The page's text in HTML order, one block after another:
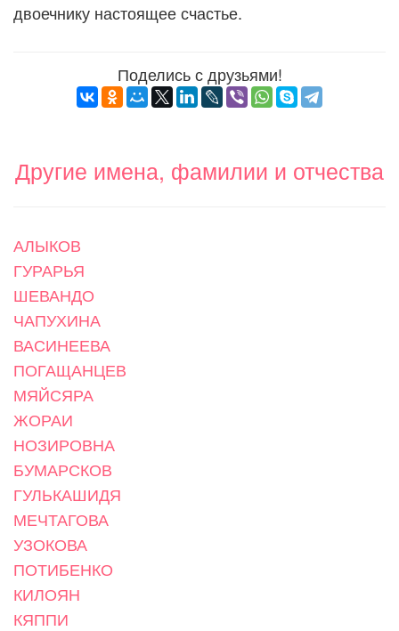
двоечнику настоящее счастье.
Поделись с друзьями!
Другие имена, фамилии и отчества
АЛЫКОВ
ГУРАРЬЯ
ШЕВАНДО
ЧАПУХИНА
ВАСИНЕЕВА
ПОГАЩАНЦЕВ
МЯЙСЯРА
ЖОРАИ
НОЗИРОВНА
БУМАРСКОВ
ГУЛЬКАШИДЯ
МЕЧТАГОВА
УЗОКОВА
ПОТИБЕНКО
КИЛОЯН
КЯППИ